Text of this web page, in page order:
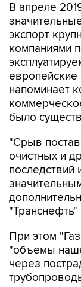
В апреле
экспорт
компаниями
напоминает
было
"Срыв
очистных и
последствий
При этом
"объемы
через